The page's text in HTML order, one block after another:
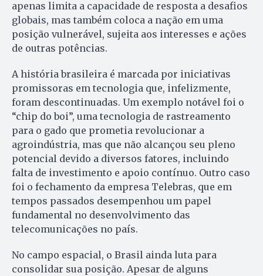
apenas limita a capacidade de resposta a desafios
globais, mas também coloca a nação em uma
posição vulnerável, sujeita aos interesses e ações
de outras potências.
A história brasileira é marcada por iniciativas
promissoras em tecnologia que, infelizmente,
foram descontinuadas. Um exemplo notável foi o
“chip do boi”, uma tecnologia de rastreamento
para o gado que prometia revolucionar a
agroindústria, mas que não alcançou seu pleno
potencial devido a diversos fatores, incluindo
falta de investimento e apoio contínuo. Outro caso
foi o fechamento da empresa Telebras, que em
tempos passados desempenhou um papel
fundamental no desenvolvimento das
telecomunicações no país.
No campo espacial, o Brasil ainda luta para
consolidar sua posição. Apesar de alguns